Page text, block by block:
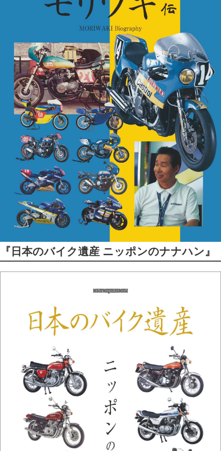
『日本のバイク遺産 ニッポンのナナハン』